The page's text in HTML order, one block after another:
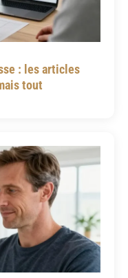
: les articles
tout